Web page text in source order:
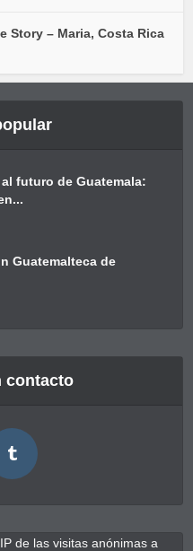
Story – Maria, Costa Rica
futuro de Guatemala:
Guatemalteca de
contacto
de las visitas anónimas a